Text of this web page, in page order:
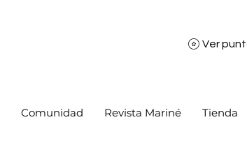
Ver
Comunidad Revista Mariné Tienda